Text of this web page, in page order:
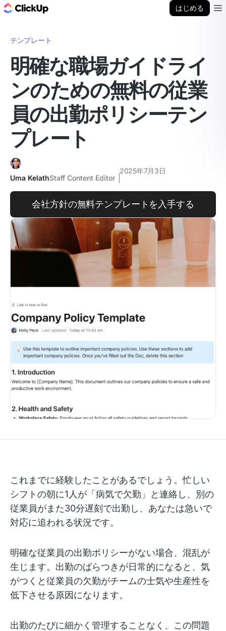
はじめる
テンプレート
明確な職場ガイドライ
ンのための無料の従業
員の出勤ポリシーテン
プレート
Uma KelathStaff Content Editor
2025年7月3日
会社方針の無料テンプレートを入手する
これまでに経験したことがあるでしょう。忙しい
シフトの朝に1人が「病気で欠勤」と連絡し、別の
従業員がまた30分遅刻で出勤し、あなたは急いで
対応に追われる状況です。
明確な従業員の出勤ポリシーがない場合、混乱が
生じます。出勤のばらつきが日常的になると、気
がつくと従業員の欠勤がチームの士気や生産性を
低下させる原因になります。
出勤のたびに細かく管理することなく、この問題